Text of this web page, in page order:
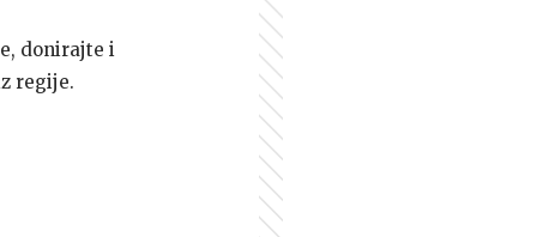
donirajte i
regije.